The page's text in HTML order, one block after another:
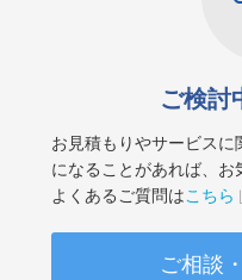
ご検討
お見積もりやサービス
になることがあれば、お
よくあるご質問はこちら
ご相談